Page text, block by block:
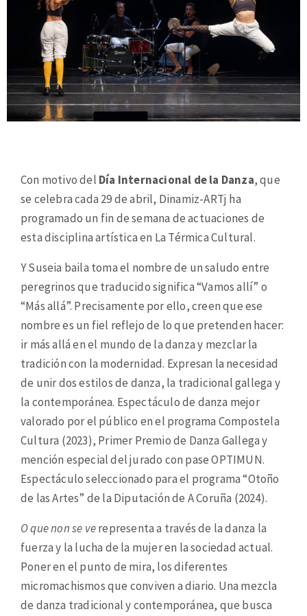
Con motivo del Día Internacional de la Danza, que
se celebra cada 29 de abril, Dinamiz-ARTj ha
programado un fin de semana de actuaciones de
esta disciplina artística en La Térmica Cultural.
Y Suseia baila toma el nombre de un saludo entre
peregrinos que traducido significa “Vamos allí” o
“Más allá”. Precisamente por ello, creen que ese
nombre es un fiel reflejo de lo que pretenden hacer:
ir más allá en el mundo de la danza y mezclar la
tradición con la modernidad. Expresan la necesidad
de unir dos estilos de danza, la tradicional gallega y
la contemporánea. Espectáculo de danza mejor
valorado por el público en el programa Compostela
Cultura (2023), Primer Premio de Danza Gallega y
mención especial del jurado con pase OPTIMUN.
Espectáculo seleccionado para el programa “Otoño
de las Artes” de la Diputación de A Coruña (2024).
O que non se verepresenta a través de la danza la
fuerza y ​​la lucha de la mujer en la sociedad actual.
Poner en el punto de mira, los diferentes
micromachismos que conviven a diario. Una mezcla
de danza tradicional y contemporánea, que busca